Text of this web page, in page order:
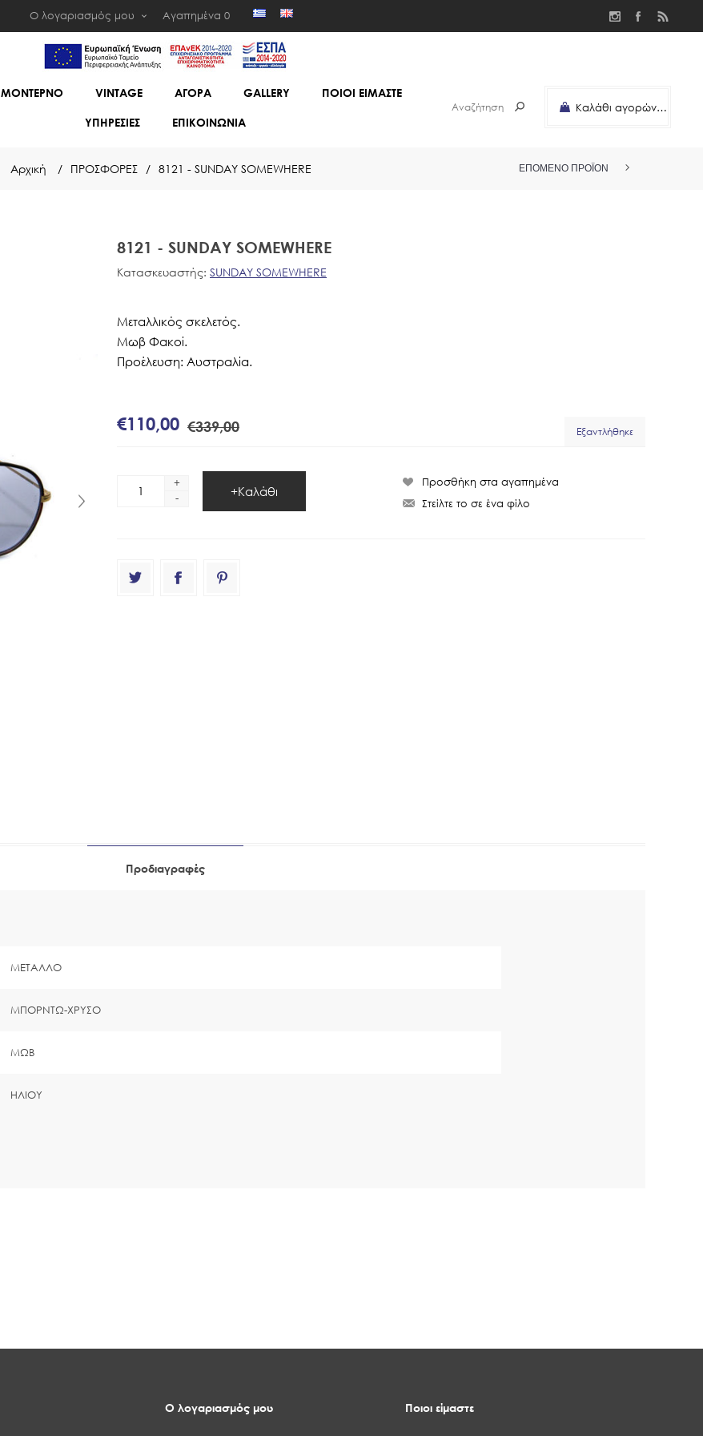
Ο λογαριασμός μου Αγαπημένα 0
Καλάθι αγορών 0
ΜΟΝΤΕΡΝΟ VINTAGE ΑΓΟΡΑ GALLERY ΠΟΙΟΙ ΕΙΜΑΣΤΕ
ΥΠΗΡΕΣΙΕΣ ΕΠΙΚΟΙΝΩΝΙΑ
Αρχική / ΠΡΟΣΦΟΡΕΣ / 8121 - SUNDAY SOMEWHERE ΕΠΌΜΕΝΟ ΠΡΟΪΌΝ
8121 - SUNDAY SOMEWHERE
Κατασκευαστής: SUNDAY SOMEWHERE
Μεταλλικός σκελετός.
Μωβ Φακοί.
Προέλευση: Αυστραλία.
€339,00
€110,00 Εξαντλήθηκε
+
-
Προδιαγραφές
ΜΕΤΑΛΛΟ
ΜΠΟΡΝΤΩ-ΧΡΥΣΟ
ΜΩΒ
ΗΛΙΟΥ
Ο λογαριασμός μου Ποιοι είμαστε